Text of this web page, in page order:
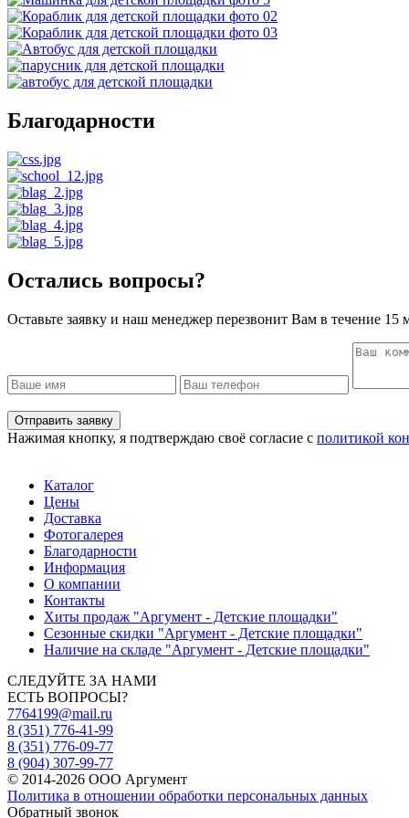
Благодарности
Остались вопросы?
Оставьте заявку и наш менеджер перезвонит Вам в течение 15
Отправить заявку
Нажимая кнопку, я подтверждаю своё согласие с политикой
Каталог
Цены
Доставка
Фотогалерея
Благодарности
Информация
О компании
Контакты
Хиты продаж "Аргумент - Детские площадки"
Сезонные скидки "Аргумент - Детские площадки"
Наличие на складе "Аргумент - Детские площадки"
СЛЕДУЙТЕ ЗА НАМИ
ЕСТЬ ВОПРОСЫ?
7764199@mail.ru
8 (351) 776-41-99
8 (351) 776-09-77
8 (904) 307-99-77
© 2014-2026 ООО Аргумент
Политика в отношении обработки персональных данных
Обратный звонок